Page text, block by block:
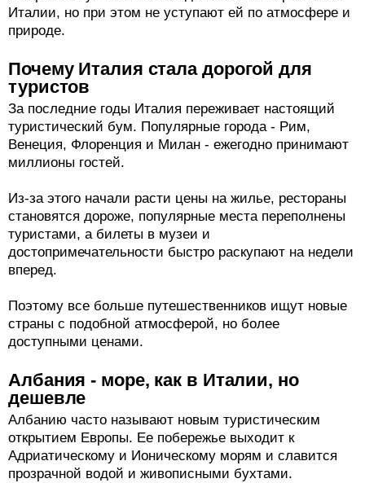
Италии, но при этом не уступают ей по атмосфере и
природе.
Почему Италия стала дорогой для
туристов
За последние годы Италия переживает настоящий
туристический бум. Популярные города - Рим,
Венеция, Флоренция и Милан - ежегодно принимают
миллионы гостей.
Из-за этого начали расти цены на жилье, рестораны
становятся дороже, популярные места переполнены
туристами, а билеты в музеи и
достопримечательности быстро раскупают на недели
вперед.
Поэтому все больше путешественников ищут новые
страны с подобной атмосферой, но более
доступными ценами.
Албания - море, как в Италии, но
дешевле
Албанию часто называют новым туристическим
открытием Европы. Ее побережье выходит к
Адриатическому и Ионическому морям и славится
прозрачной водой и живописными бухтами.